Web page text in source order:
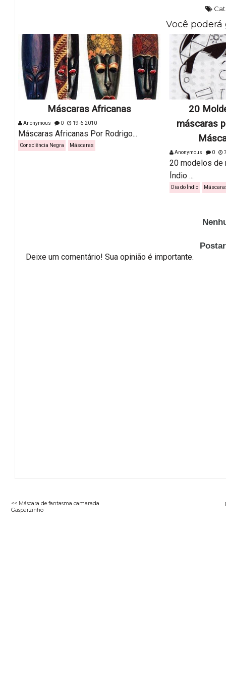
Você
Máscaras Africanas
Anonymous 0 19-6-2010
Máscaras Africanas Por Rodrigo...
Consciência Negra Máscaras
20
máscaras
Anonymous 0
20 modelos de
Índio ...
Dia do Índio
Deixe um comentário! Sua opinião é importante.
<< Máscara de fantasma camarada
Gasparzinho